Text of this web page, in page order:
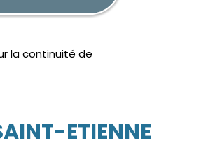
la continuité de
ETIENNE